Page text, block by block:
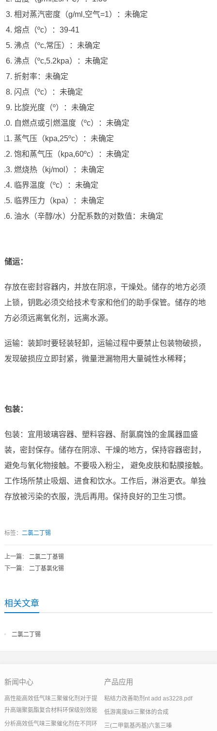
相对蒸汽密度（g/ml,空气=1）：未确定
熔点（ºc）：39-41
沸点（ºc,常压）：未确定
沸点（ºc,5.2kpa）：未确定
折射率：未确定
闪点（ºc）：未确定
比旋光度（º）：未确定
自燃点或引燃温度（ºc）：未确定
蒸气压（kpa,25ºc）：未确定
饱和蒸气压（kpa,60ºc）：未确定
燃烧热（kj/mol）：未确定
临界温度（ºc）：未确定
临界压力（kpa）：未确定
油水（辛醇/水）分配系数的对数值：未确定
储运：
存放在密封容器内，并放在阴凉，干燥处。储存的地方必须
上锁，钥匙必须交给技术专家和他们的助手保管。储存的地
方必须远离氧化剂，远离水源。
运输：装卸时要轻装轻卸，运输过程中要禁止包装物破损，
发现破损应立即封紧，微量泄漏物用大量碱性水稀释；
包装：
包装：宜用玻璃容器、塑料容器、耐氯腐蚀的金属器皿盛
装，密封保存。储存在阴凉、干燥的地方，保持容器密封，
避免与氧化物接触。不要吸入粉尘， 避免皮肤和黏膜接触。
工作场所禁止吸烟、进食和饮水。工作后，淋浴更衣。单独
存放被污染的衣服，洗后再用。保持良好的卫生习惯。
标签： 二氯二丁锡
上一篇： 二氯二丁基锡
下一篇： 二丁基氯化锡
相关文章
二氯二丁锡
新闻中心
高性能高效低气味三聚催化剂对于提
升高端聚氨酯复合材料环保级别效能
分析高效低气味三聚催化剂在不同环
产品应用
粘结力改善助剂nt add as3228.pdf
低游离度tdi三聚体的合成
三(二甲氨基丙基)六氢三嗪